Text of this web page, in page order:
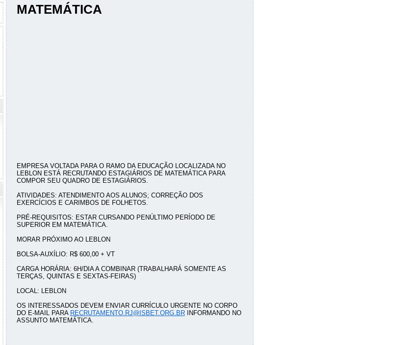
MATEMÁTICA
EMPRESA VOLTADA PARA O RAMO DA EDUCAÇÃO LOCALIZADA NO
LEBLON ESTÁ RECRUTANDO ESTAGIÁRIOS DE MATEMÁTICA PARA
COMPOR SEU QUADRO DE ESTAGIÁRIOS.
ATIVIDADES: ATENDIMENTO AOS ALUNOS; CORREÇÃO DOS
EXERCÍCIOS E CARIMBOS DE FOLHETOS.
PRÉ-REQUISITOS: ESTAR CURSANDO PENÚLTIMO PERÍODO DE
SUPERIOR EM MATEMÁTICA.
MORAR PRÓXIMO AO LEBLON
BOLSA-AUXÍLIO: R$ 600,00 + VT
CARGA HORÁRIA: 6H/DIA A COMBINAR (TRABALHARÁ SOMENTE AS
TERÇAS, QUINTAS E SEXTAS-FEIRAS)
LOCAL: LEBLON
OS INTERESSADOS DEVEM ENVIAR CURRÍCULO URGENTE NO CORPO
DO E-MAIL PARA RECRUTAMENTO.RJ@ISBET.ORG.BRINFORMANDO NO
ASSUNTO MATEMÁTICA.